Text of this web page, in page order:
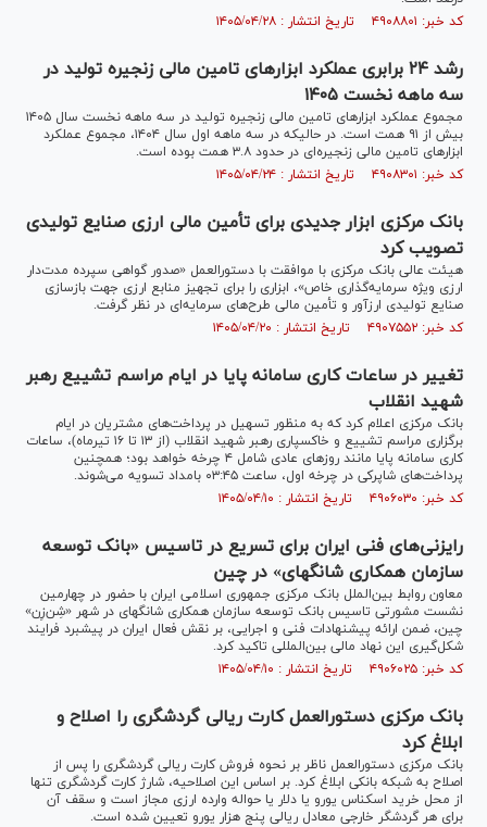
کد خبر: ۴۹۰۸۸۰۱ تاریخ انتشار : ۱۴۰۵/۰۴/۲۸
رشد ۲۴ برابری عملکرد ابزار‌های تامین مالی زنجیره تولید در
سه ماهه نخست ۱۴۰۵
مجموع عملکرد ابزار‌های تامین مالی زنجیره تولید در سه ماهه نخست سال ۱۴۰۵
بیش از ۹۱ همت است. در حالیکه در سه ماهه اول سال ۱۴۰۴، مجموع عملکرد
ابزار‌های تامین مالی زنجیره‌ای در حدود ۳.۸ همت بوده است.
کد خبر: ۴۹۰۸۳۰۱ تاریخ انتشار : ۱۴۰۵/۰۴/۲۴
بانک مرکزی ابزار جدیدی برای تأمین مالی ارزی صنایع تولیدی
تصویب کرد
هیئت عالی بانک مرکزی با موافقت با دستورالعمل «صدور گواهی سپرده مدت‌دار
ارزی ویژه سرمایه‌گذاری خاص»، ابزاری را برای تجهیز منابع ارزی جهت بازسازی
صنایع تولیدی ارزآور و تأمین مالی طرح‌های سرمایه‌ای در نظر گرفت.
کد خبر: ۴۹۰۷۵۵۲ تاریخ انتشار : ۱۴۰۵/۰۴/۲۰
تغییر در ساعات کاری سامانه پایا در ایام مراسم تشییع رهبر
شهید انقلاب
بانک مرکزی اعلام کرد که به منظور تسهیل در پرداخت‌های مشتریان در ایام
برگزاری مراسم تشییع و خاکسپاری رهبر شهید انقلاب (از ۱۳ تا ۱۶ تیرماه)، ساعات
کاری سامانه پایا مانند روز‌های عادی شامل ۴ چرخه خواهد بود؛ همچنین
پرداخت‌های شاپرکی در چرخه اول، ساعت ۰۳:۴۵ بامداد تسویه می‌شوند.
کد خبر: ۴۹۰۶۰۳۰ تاریخ انتشار : ۱۴۰۵/۰۴/۱۰
رایزنی‌های فنی ایران برای تسریع در تاسیس «بانک توسعه
سازمان همکاری شانگهای» در چین
معاون روابط بین‌الملل بانک مرکزی جمهوری اسلامی ایران با حضور در چهارمین
نشست مشورتی تاسیس بانک توسعه سازمان همکاری شانگهای در شهر «شِن‌زِن»
چین، ضمن ارائه پیشنهادات فنی و اجرایی، بر نقش فعال ایران در پیشبرد فرایند
شکل‌گیری این نهاد مالی بین‌المللی تاکید کرد.
کد خبر: ۴۹۰۶۰۲۵ تاریخ انتشار : ۱۴۰۵/۰۴/۱۰
بانک مرکزی دستورالعمل کارت ریالی گردشگری را اصلاح و
ابلاغ کرد
بانک مرکزی دستورالعمل ناظر بر نحوه فروش کارت ریالی گردشگری را پس از
اصلاح به شبکه بانکی ابلاغ کرد. بر اساس این اصلاحیه، شارژ کارت گردشگری تنها
از محل خرید اسکناس یورو یا دلار یا حواله وارده ارزی مجاز است و سقف آن
برای هر گردشگر خارجی معادل ریالی پنج هزار یورو تعیین شده است.